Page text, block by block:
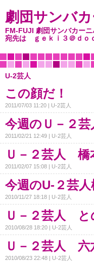
劇団サンバ
FM-FUJI 劇団サンバカー
宛先は
ｇｅｋｉ３＠ｄｏ
U-2芸人
この顔だ！
2011/07/03 11:20 U-2芸人
今週のＵ－２
2011/02/21 12:49 U-2芸人
Ｕ－２芸人 橋
2011/02/07 15:08 U-2芸人
今週のU-２芸
2010/11/27 18:18 U-2芸人
Ｕ－２芸人 と
2010/08/28 18:20 U-2芸人
Ｕ－２芸人 六
2010/08/23 22:48 U-2芸人